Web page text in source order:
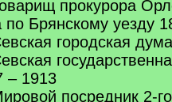
прокурора
по Брянскому уезду
городская
– 1913
посредник 2-